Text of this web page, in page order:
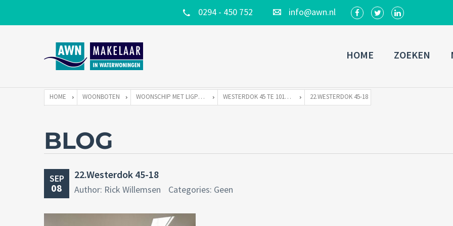
0294 - 450 752 info@awn.nl
HOME ZOEKEN
HOME WOONBOTEN WOONSCHIP MET LIGPLAATS WESTERDOK 45 TE 1013 AZ AMSTERDAM 22.WESTERDOK 45-18
BLOG
SEP
08
22.Westerdok 45-18
Author: Rick Willemsen Categories: Geen